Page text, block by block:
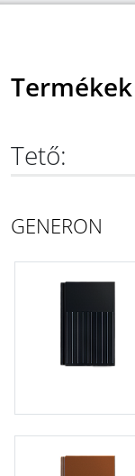
Termékek
Tető:
GENERON